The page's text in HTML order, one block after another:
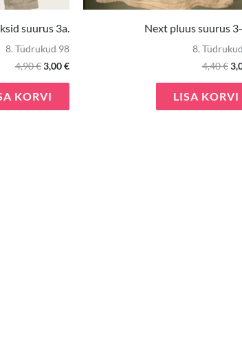
suurus 3a.
8. Tüdrukud 98
4,90€3,00€
KORVI
Next pluus suurus
8.
4,40€
LISA KORVI